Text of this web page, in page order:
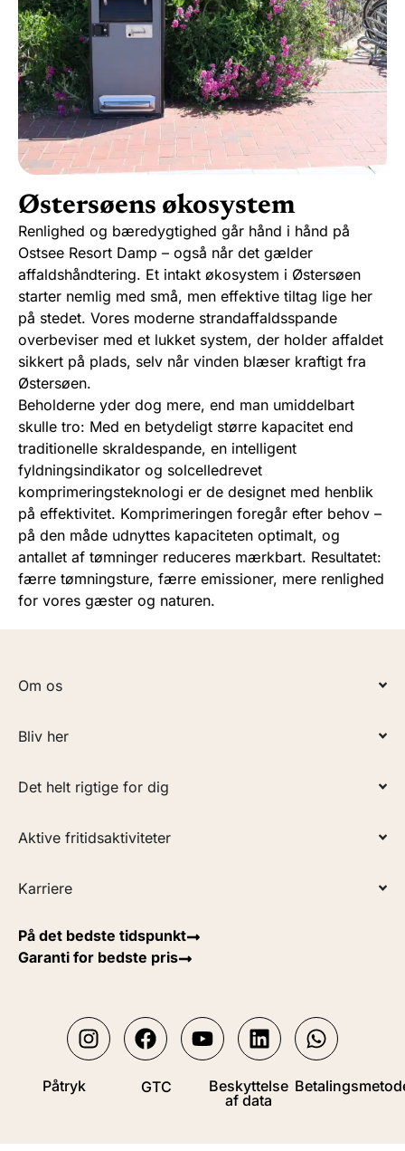
Østersøens økosystem
Renlighed og bæredygtighed går hånd i hånd på
Ostsee Resort Damp – også når det gælder
affaldshåndtering. Et intakt økosystem i Østersøen
starter nemlig med små, men effektive tiltag lige her
på stedet. Vores moderne strandaffaldsspande
overbeviser med et lukket system, der holder affaldet
sikkert på plads, selv når vinden blæser kraftigt fra
Østersøen.
Beholderne yder dog mere, end man umiddelbart
skulle tro: Med en betydeligt større kapacitet end
traditionelle skraldespande, en intelligent
fyldningsindikator og solcelledrevet
komprimeringsteknologi er de designet med henblik
på effektivitet. Komprimeringen foregår efter behov –
på den måde udnyttes kapaciteten optimalt, og
antallet af tømninger reduceres mærkbart. Resultatet:
færre tømningsture, færre emissioner, mere renlighed
for vores gæster og naturen.
Om os
Bliv her
Det helt rigtige for dig
Aktive fritidsaktiviteter
Karriere
På det bedste tidspunkt
Garanti for bedste pris
Påtryk GTC
Beskyttelse
af data